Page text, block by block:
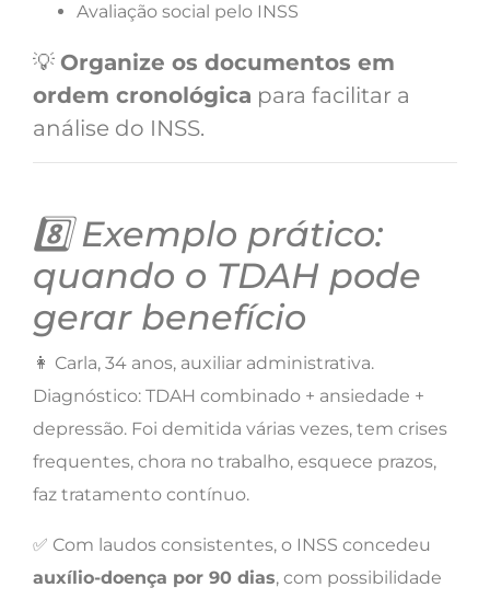
Avaliação social pelo INSS
💡 Organize os documentos em
ordem cronológica para facilitar a
análise do INSS.
8️⃣ Exemplo prático:
quando o TDAH pode
gerar benefício
👩 Carla, 34 anos, auxiliar administrativa.
Diagnóstico: TDAH combinado + ansiedade +
depressão. Foi demitida várias vezes, tem crises
frequentes, chora no trabalho, esquece prazos,
faz tratamento contínuo.
✅ Com laudos consistentes, o INSS concedeu
auxílio-doença por 90 dias, com possibilidade